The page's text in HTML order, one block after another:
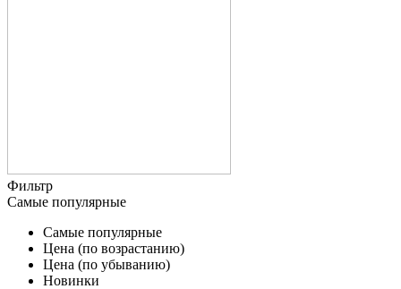
Фильтр
Самые популярные
Самые популярные
Цена (по возрастанию)
Цена (по убыванию)
Новинки